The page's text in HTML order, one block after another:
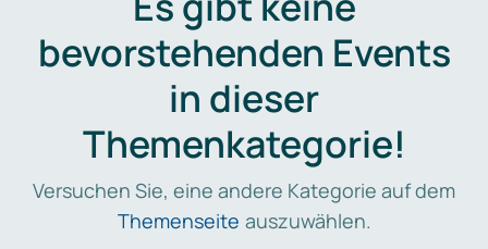
bevorstehenden Events
in dieser
Themenkategorie!
Versuchen Sie, eine andere Kategorie auf dem
Themenseite auszuwählen.